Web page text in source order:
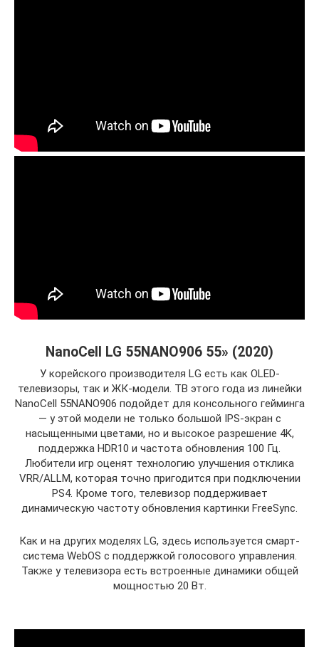
NanoCell LG 55NANO906 55» (2020)
У корейского производителя LG есть как OLED-
телевизоры, так и ЖК-модели. ТВ этого года из линейки
NanoCell 55NANO906 подойдет для консольного гейминга
— у этой модели не только большой IPS-экран с
насыщенными цветами, но и высокое разрешение 4K,
поддержка HDR10 и частота обновления 100 Гц.
Любители игр оценят технологию улучшения отклика
VRR/ALLM, которая точно пригодится при подключении
PS4. Кроме того, телевизор поддерживает
динамическую частоту обновления картинки FreeSync.
Как и на других моделях LG, здесь используется смарт-
система WebOS с поддержкой голосового управления.
Также у телевизора есть встроенные динамики общей
мощностью 20 Вт.